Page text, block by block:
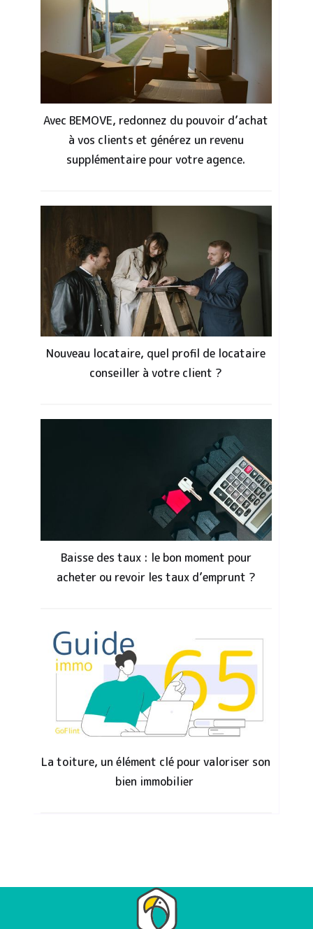
Avec BEMOVE, redonnez du pouvoir d’achat
à vos clients et générez un revenu
supplémentaire pour votre agence.
Nouveau locataire, quel profil de locataire
conseiller à votre client ?
Baisse des taux : le bon moment pour
acheter ou revoir les taux d’emprunt ?
La toiture, un élément clé pour valoriser son
bien immobilier